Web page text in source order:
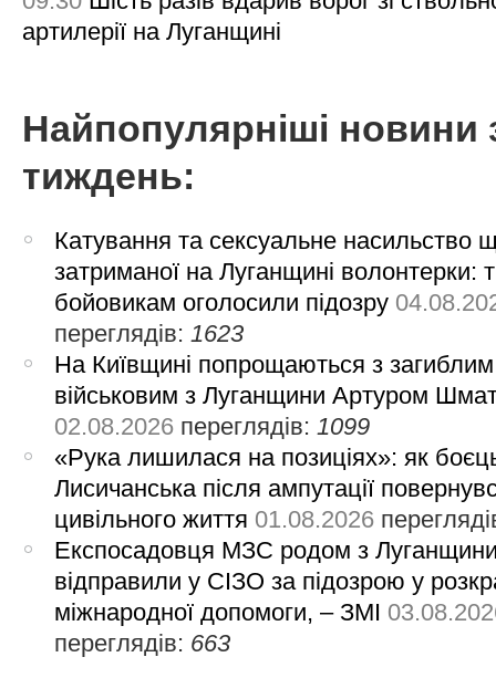
артилерії на Луганщині
Найпопулярніші новини
тиждень:
Катування та сексуальне насильство
затриманої на Луганщині волонтерки:
бойовикам оголосили підозру
переглядів: 1623
На Київщині попрощаються з загиблим
військовим з Луганщини Артуром
02.08.2026 переглядів: 1099
«Рука лишилася на позиціях»: як
Лисичанська після ампутації
цивільного життя 01.08.2026
Експосадовця МЗС родом з
відправили у СІЗО за підозрою у
міжнародної допомоги, – ЗМІ
переглядів: 663